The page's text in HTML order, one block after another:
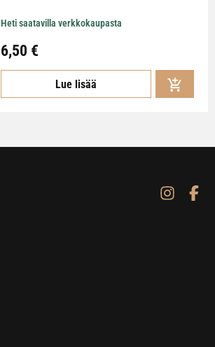
Heti saatavilla verkkokaupasta
6,50 €
Lue lisää